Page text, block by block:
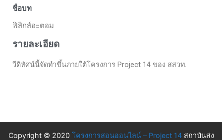
ชื่อบท
ฟิสิกส์อะตอม
รายละเอียด
วีดิทัศน์นี้จัดทำขึ้นภายใต้โครงการ Project 14 ของ สสวท.
Copyright © 2020 โครงการสอนออนไลน์ – Project 14สถาบันส่ง